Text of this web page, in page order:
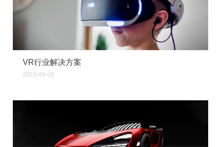
VR行业解决方案
2023-09-08